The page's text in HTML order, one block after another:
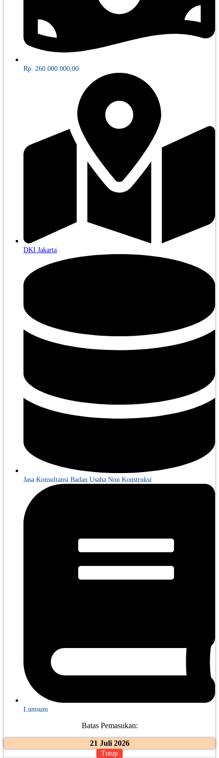
Rp. 260.000.000,00
DKI Jakarta
Jasa Konsultansi Badan Usaha Non Konstruksi
Lumsum
Batas Pemasukan:
21 Juli 2026
Tutup